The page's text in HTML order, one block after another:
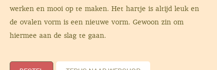
werken en mooi op te maken. Het hartje is altijd leuk en
de ovalen vorm is een nieuwe vorm. Gewoon zin om
hiermee aan de slag te gaan.